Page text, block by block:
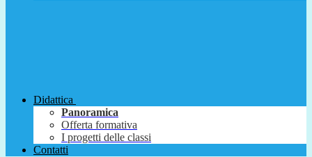
Didattica
Panoramica
Offerta formativa
I progetti delle classi
Contatti